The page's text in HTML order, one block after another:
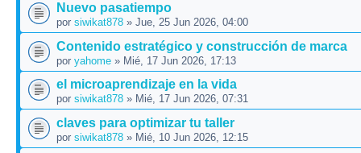
Nuevo pasatiempo
por siwikat878 » Jue, 25 Jun 2026, 04:00
Contenido estratégico y construcción de marca
por yahome » Mié, 17 Jun 2026, 17:13
el microaprendizaje en la vida
por siwikat878 » Mié, 17 Jun 2026, 07:31
claves para optimizar tu taller
por siwikat878 » Mié, 10 Jun 2026, 12:15